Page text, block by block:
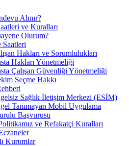
Alınır?
ve Kuralları
Olurum?
Saatleri
Hakları ve Sorumlulukları
Hakları Yönetmeliği
Çalışan Güvenliği Yönetmeliği
Seçme Hakkı
Sağlık İletişim Merkezi (ESİM)
Tanımayan Mobil Uygulama
Başvurusu
ve Refakatçi Kuralları
Kurumlar